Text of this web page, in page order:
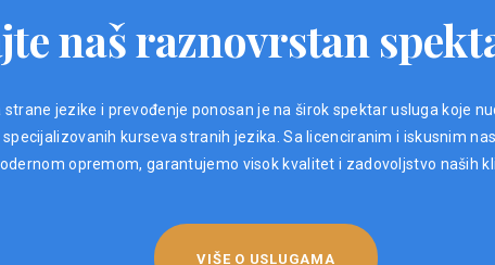
naš raznovrstan
strane jezike i prevođenje ponosan je na širok spektar usluga koje
kurseva stranih jezika. Sa licenciranim i iskusnim
opremom, garantujemo visok kvalitet i zadovoljstvo naših
VIŠE O USLUGAMA